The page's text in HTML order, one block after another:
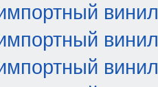
винил
винил
винил